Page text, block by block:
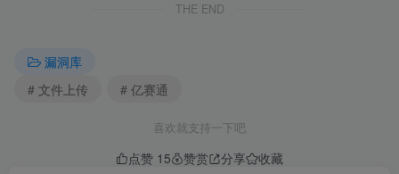
THE END
漏洞库
# 文件上传
# 亿赛通
喜欢就支持一下吧
点赞 15 赞赏 分享
收藏